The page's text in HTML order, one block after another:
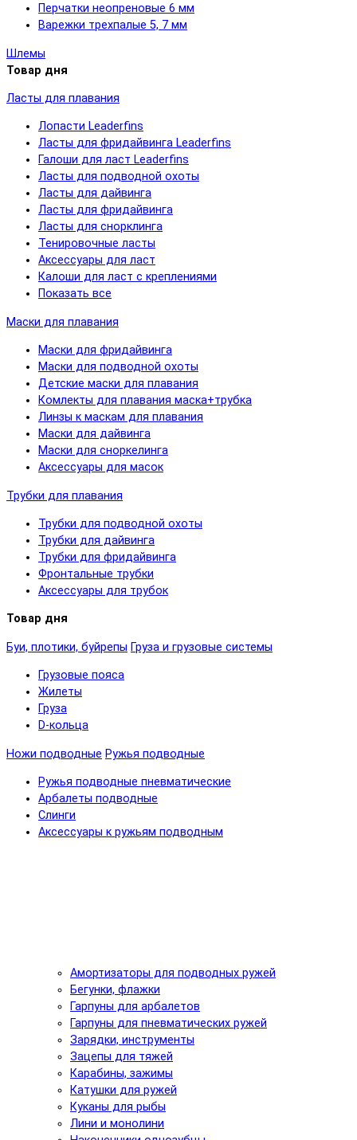
Перчатки неопреновые 6 мм
Варежки трехпалые 5, 7 мм
Шлемы
Товар дня
Ласты для плавания
Лопасти Leaderfins
Ласты для фридайвинга Leaderfins
Галоши для ласт Leaderfins
Ласты для подводной охоты
Ласты для дайвинга
Ласты для фридайвинга
Ласты для снорклинга
Тенировочные ласты
Аксессуары для ласт
Калоши для ласт с креплениями
Показать все
Маски для плавания
Маски для фридайвинга
Маски для подводной охоты
Детские маски для плавания
Комлекты для плавания маска+трубка
Линзы к маскам для плавания
Маски для дайвинга
Маски для сноркелинга
Аксессуары для масок
Трубки для плавания
Трубки для подводной охоты
Трубки для дайвинга
Трубки для фридайвинга
Фронтальные трубки
Аксессуары для трубок
Товар дня
Буи, плотики, буйрепы Груза и грузовые системы
Грузовые пояса
Жилеты
Груза
D-кольца
Ножи подводные Ружья подводные
Ружья подводные пневматические
Арбалеты подводные
Слинги
Аксессуары к ружьям подводным
Амортизаторы для подводных ружей
Бегунки, флажки
Гарпуны для арбалетов
Гарпуны для пневматических ружей
Зарядки, инструменты
Зацепы для тяжей
Карабины, зажимы
Катушки для ружей
Куканы для рыбы
Лини и монолини